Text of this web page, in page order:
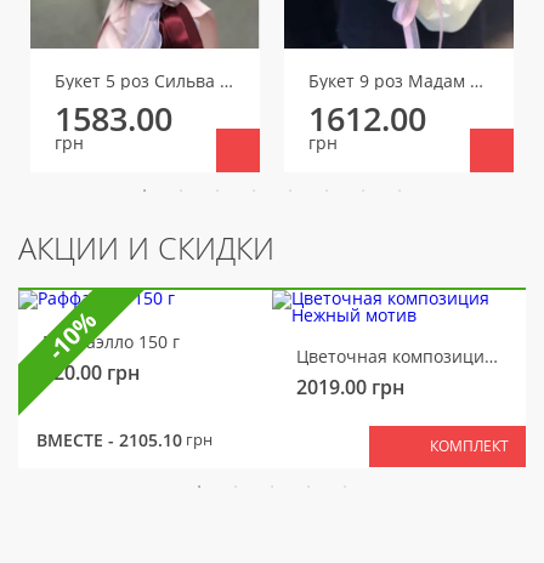
Букет 5 роз Сильва пинк
1583.00
грн
Букет 9 роз Мадам Бомбастик
1612.00
грн
АКЦИИ И СКИДКИ
Раффаэлло 150 г
320.00 грн
Цветочная композиция Нежный мотив
2019.00 грн
ВМЕСТЕ - 2105.10 грн КОМПЛЕКТ
-10%